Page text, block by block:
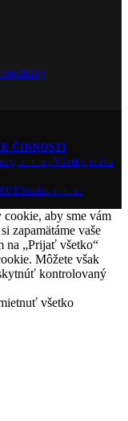
republiky
ČINNOSTI
s. r. o, Všetky práva
s. r. o.
aby sme vám
zapamätáme vaše
na „Prijať všetko“
Môžete však
kontrolovaný
všetko